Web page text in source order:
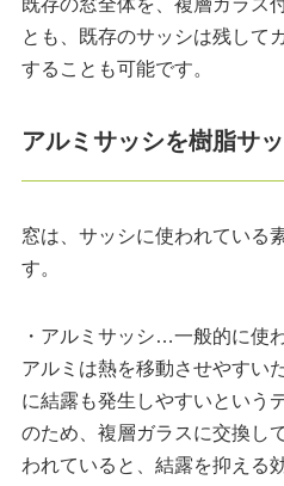
既存の窓全体を、複層ガラス
とも、既存のサッシは残して
することも可能です。
アルミサッシを樹脂サ
窓は、サッシに使われている
す。
・アルミサッシ…一般的に使
アルミは熱を移動させやすい
に結露も発生しやすいという
のため、複層ガラスに交換し
われていると、結露を抑える